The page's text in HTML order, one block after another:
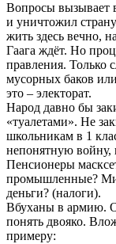
Вопросы вызывает
и уничтожил
жить здесь вечно,
Гаага ждёт. Но
правления. Только
мусорных баков
это – электорат.
Народ давно бы
«туалетами». Не
школьникам в 1
непонятную войну,
Пенсионеры
промышленные?
деньги? (налоги).
Вбуханы в армию.
понять двояко.
примеру: